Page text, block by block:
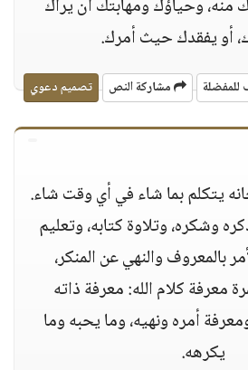
وحياؤك ومهابتك أن يراك
أو يفقدك حيث أمرك.
مشاركة النص تصميم دعوي
يتكلم بما شاء في أي وقت شاء.
وشكره، وتلاوة كتابه، وتعليم
بالمعروف والنهي عن المنكر،
معرفة كلام الله: معرفة ذاته
أمره ونهيه، وما يحبه وما
يكرهه.